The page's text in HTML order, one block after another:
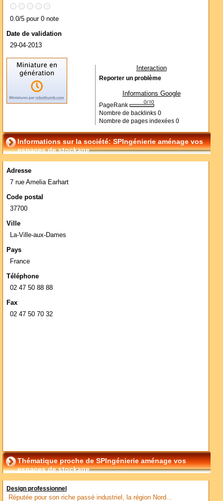
0.0/5 pour 0 note
Date de validation
29-04-2013
Interaction
Reporter un problème
Informations Google
PageRank
Nombre de backlinks 0
Nombre de pages indexées 0
Informations sur la société: SPIngénierie aménage vos
espaces de stockage
Adresse
7 rue Amelia Earhart
Code postal
37700
Ville
La-Ville-aux-Dames
Pays
France
Téléphone
02 47 50 88 88
Fax
02 47 50 70 32
Thématique proche de SPIngénierie aménage vos
espaces de stockage
Design professionnel
Réputée pour son riche passé industriel, la région Nord...